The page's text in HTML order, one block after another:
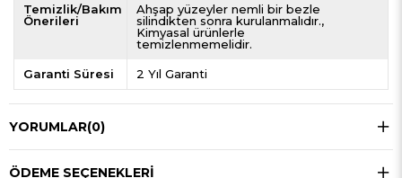
Temizlik/Bakım
Önerileri
Ahşap yüzeyler nemli bir bezle
silindikten sonra kurulanmalıdır.
Kimyasal ürünlerle
temizlenmemelidir.
Garanti Süresi 2 Yıl Garanti
YORUMLAR(0)
ÖDEME SEÇENEKLERI